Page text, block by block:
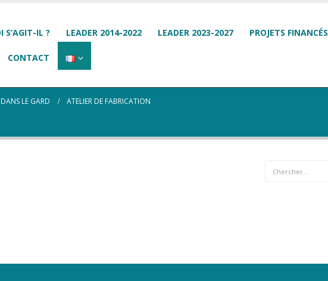
S’AGIT-IL ? LEADER 2014-2022 LEADER 2023-2027 PROJETS FINANCÉS
CONTACT
LE GARD ATELIER DE FABRICATION